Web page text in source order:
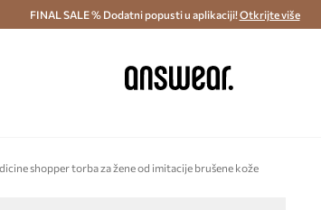
i povrat (od 70€) > Dostava u roku 48 sati >
FINAL SALE % Dodatni popusti u aplikaciji!Otkrijte više
shopper torba za žene od imitacije brušene kože